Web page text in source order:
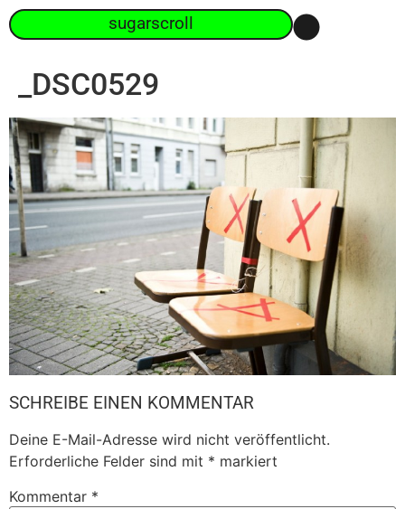
sugarscroll
_DSC0529
SCHREIBE EINEN KOMMENTAR
Deine E-Mail-Adresse wird nicht veröffentlicht.
Erforderliche Felder sind mit * markiert
Kommentar *